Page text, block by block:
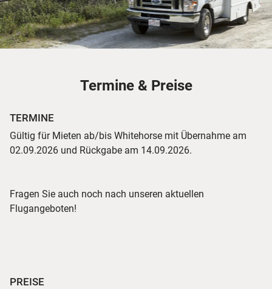
Termine & Preise
TERMINE
Gültig für Mieten ab/bis Whitehorse mit Übernahme am
02.09.2026 und Rückgabe am 14.09.2026.
Fragen Sie auch noch nach unseren aktuellen
Flugangeboten!
PREISE